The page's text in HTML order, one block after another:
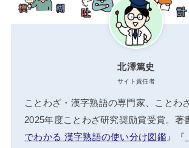
北澤篤史
サイト責任者
ことわざ・漢字熟語の専門家、ことわ
2025年度ことわざ研究奨励賞受賞。著
でわかる 漢字熟語の使い分け図鑑』『